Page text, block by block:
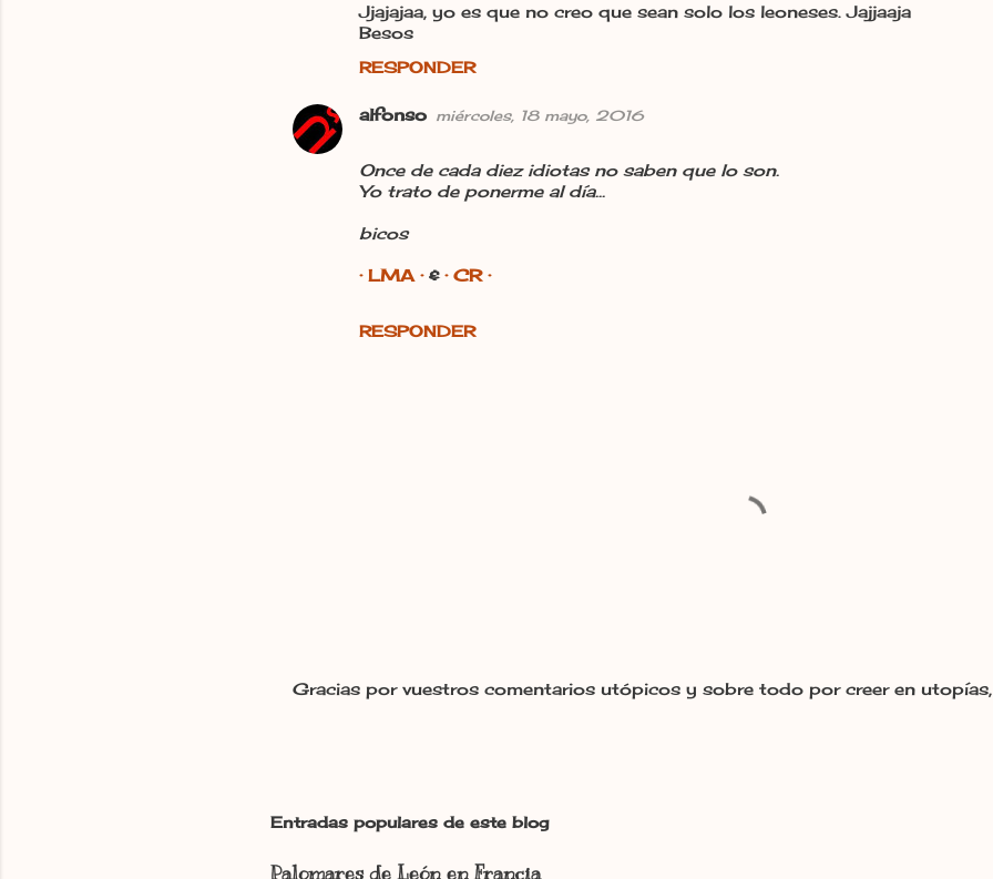
Jjajajaa, yo es que no creo que sean solo los leoneses. Jajjaaja
Besos
RESPONDER
alfonso miércoles, 18 mayo, 2016
Once de cada diez idiotas no saben que lo son.
Yo trato de ponerme al día...
bicos
· LMA · & · CR ·
RESPONDER
c
r
Gracias por vuestros comentarios utópicos y sobre todo por creer en utopías,
Entradas populares de este blog
Palomares de León en Francia